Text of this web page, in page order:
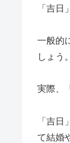
「吉
一般的
しょう。
実際、
「吉
て結婚